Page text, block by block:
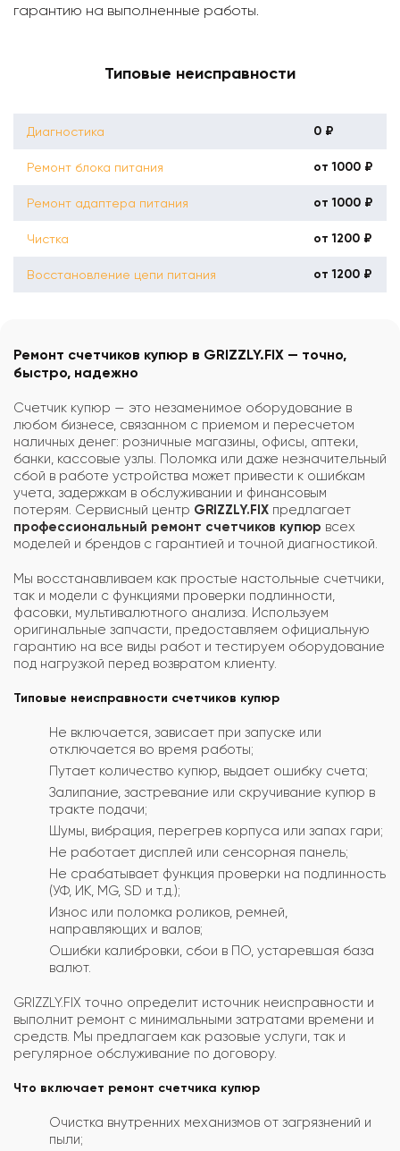
гарантию на выполненные работы.
Типовые неисправности
Диагностика 0 ₽
Ремонт блока питания от 1000 ₽
Ремонт адаптера питания от 1000 ₽
Чистка от 1200 ₽
Восстановление цепи питания от 1200 ₽
Ремонт счетчиков купюр в GRIZZLY.FIX — точно,
быстро, надежно
Счетчик купюр — это незаменимое оборудование в
любом бизнесе, связанном с приемом и пересчетом
наличных денег: розничные магазины, офисы, аптеки,
банки, кассовые узлы. Поломка или даже незначительный
сбой в работе устройства может привести к ошибкам
учета, задержкам в обслуживании и финансовым
потерям. Сервисный центр GRIZZLY.FIX предлагает
профессиональный ремонт счетчиков купюр всех
моделей и брендов с гарантией и точной диагностикой.
Мы восстанавливаем как простые настольные счетчики,
так и модели с функциями проверки подлинности,
фасовки, мультивалютного анализа. Используем
оригинальные запчасти, предоставляем официальную
гарантию на все виды работ и тестируем оборудование
под нагрузкой перед возвратом клиенту.
Типовые неисправности счетчиков купюр
Не включается, зависает при запуске или
отключается во время работы;
Путает количество купюр, выдает ошибку счета;
Залипание, застревание или скручивание купюр в
тракте подачи;
Шумы, вибрация, перегрев корпуса или запах гари;
Не работает дисплей или сенсорная панель;
Не срабатывает функция проверки на подлинность
(УФ, ИК, MG, SD и т.д.);
Износ или поломка роликов, ремней,
направляющих и валов;
Ошибки калибровки, сбои в ПО, устаревшая база
валют.
GRIZZLY.FIX точно определит источник неисправности и
выполнит ремонт с минимальными затратами времени и
средств. Мы предлагаем как разовые услуги, так и
регулярное обслуживание по договору.
Что включает ремонт счетчика купюр
Очистка внутренних механизмов от загрязнений и
пыли;